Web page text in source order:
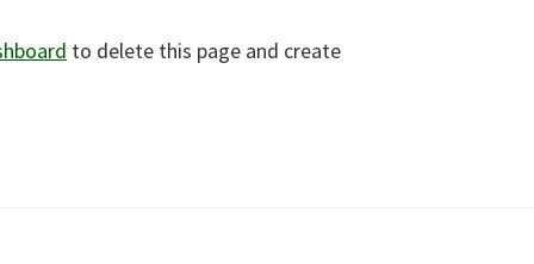
to delete this page and create